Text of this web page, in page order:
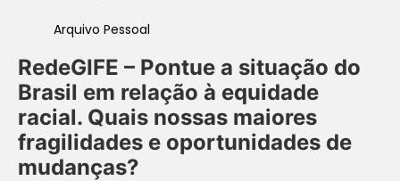
Arquivo Pessoal
RedeGIFE – Pontue a situação do
Brasil em relação à equidade
racial. Quais nossas maiores
fragilidades e oportunidades de
mudanças?